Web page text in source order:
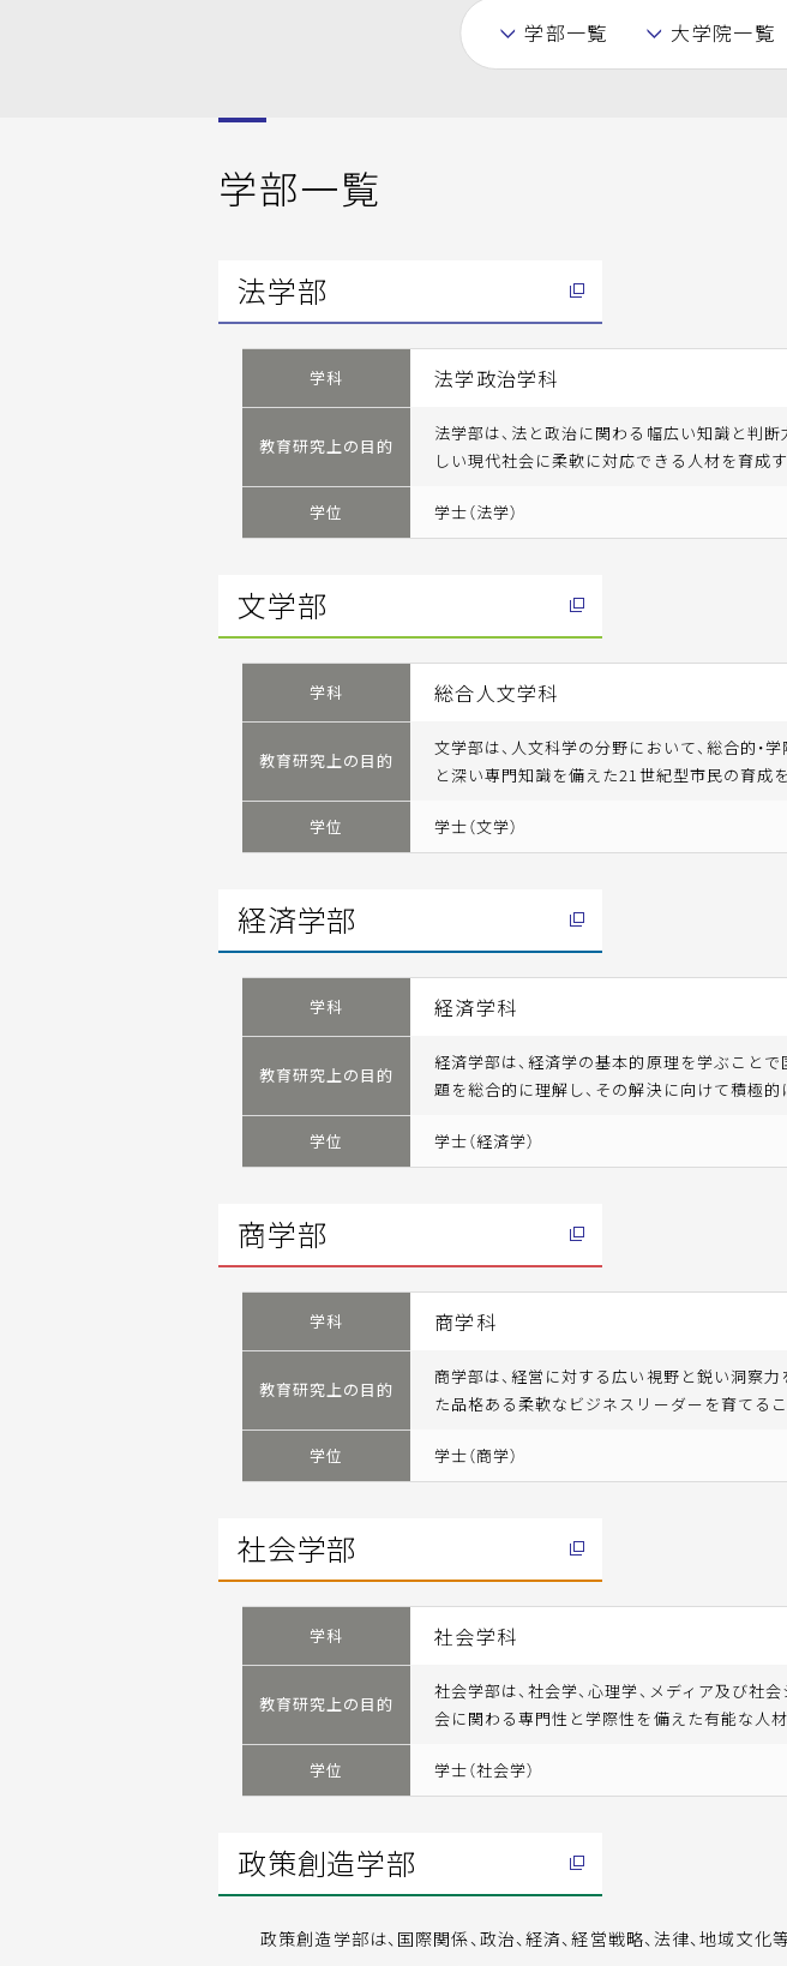
学部一覧 大学院一覧
学部一覧
法学部
学科 法学政治学科
教育研究上の目的
法学部は、法と政治に関わる幅広い知識と判
しい現代社会に柔軟に対応できる人材を育成
学位 学士（法学）
文学部
学科 総合人文学科
教育研究上の目的
文学部は、人文科学の分野において、総合的・
と深い専門知識を備えた21世紀型市民の育成
学位 学士（文学）
経済学部
学科 経済学科
教育研究上の目的
経済学部は、経済学の基本的原理を学ぶこと
題を総合的に理解し、その解決に向けて積極
学位 学士（経済学）
商学部
学科 商学科
教育研究上の目的
商学部は、経営に対する広い視野と鋭い洞察
た品格ある柔軟なビジネスリーダーを育てる
学位 学士（商学）
社会学部
学科 社会学科
教育研究上の目的
社会学部は、社会学、心理学、メディア及び社
会に関わる専門性と学際性を備えた有能な人
学位 学士（社会学）
政策創造学部
政策創造学部は、国際関係、政治、経済、経営戦略、法律、地域文